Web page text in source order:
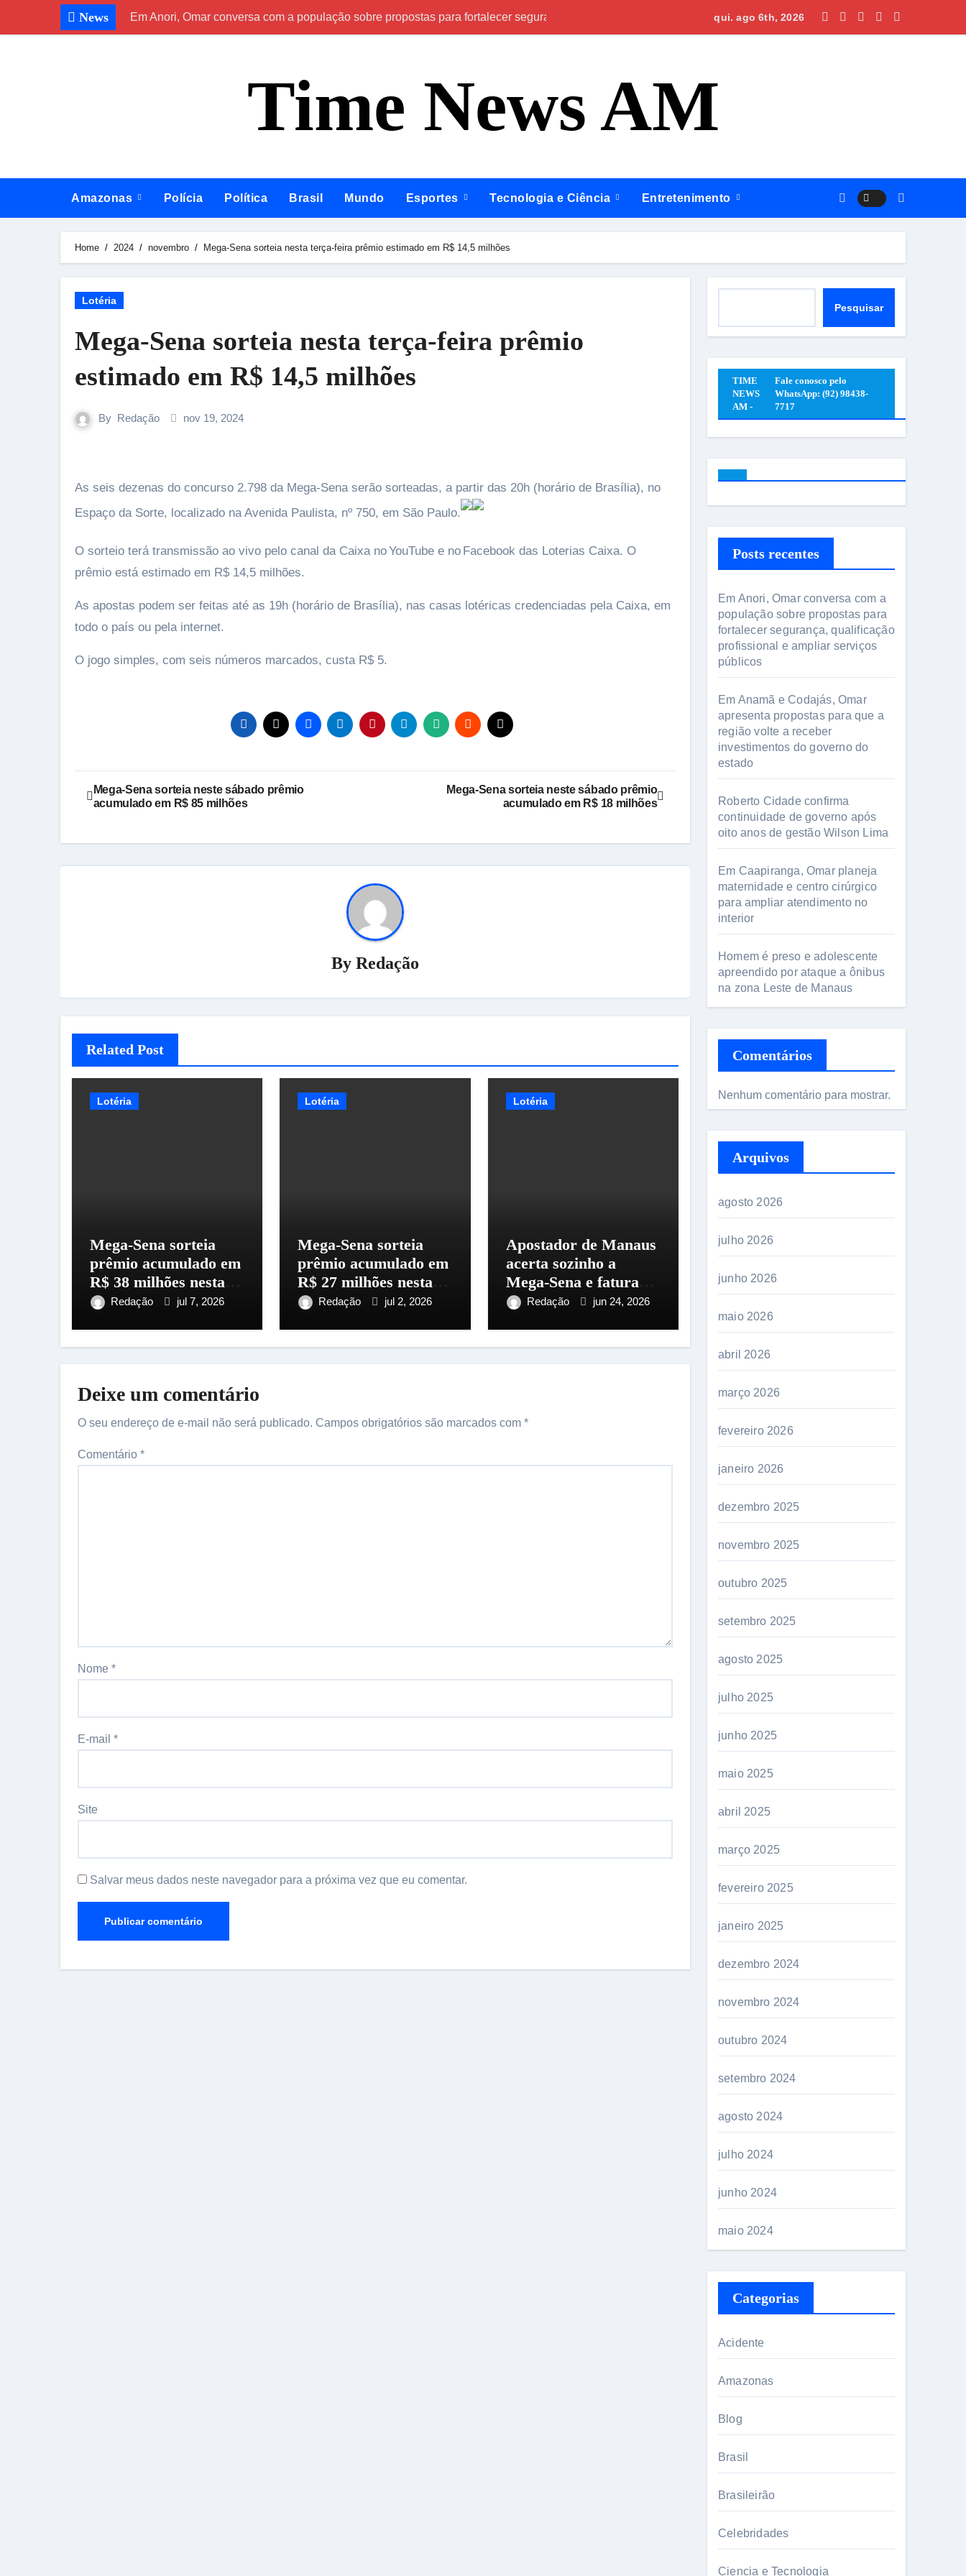
News Em Anori, Omar conversa com a população sobre propostas para fortalecer segurança, qualificação profissional e ampliar serviços públicos
Em Anamã e Codajás, Omar apresenta propostas para que a região volte a
qui. ago 6th, 2026
Time News AM
Amazonas Polícia Política Brasil Mundo Esportes Tecnologia e Ciência Entretenimento
Home 2024 novembro Mega-Sena sorteia nesta terça-feira prêmio estimado em R$ 14,5 milhões
Lotéria
Mega-Sena sorteia nesta terça-feira prêmio
estimado em R$ 14,5 milhões
By Redação nov 19, 2024
As seis dezenas do concurso 2.798 da Mega-Sena serão sorteadas, a partir das 20h (horário de Brasília), no
Espaço da Sorte, localizado na Avenida Paulista, nº 750, em São Paulo.
O sorteio terá transmissão ao vivo pelo canal da Caixa no YouTube e no Facebook das Loterias Caixa. O
prêmio está estimado em R$ 14,5 milhões.
As apostas podem ser feitas até as 19h (horário de Brasília), nas casas lotéricas credenciadas pela Caixa, em
todo o país ou pela internet.
O jogo simples, com seis números marcados, custa R$ 5.
Navegação
de
Post
Mega-Sena sorteia neste sábado prêmio
acumulado em R$ 85 milhões
Mega-Sena sorteia neste sábado prêmio
acumulado em R$ 18 milhões
By Redação
Related Post
Lotéria
Mega-Sena sorteia
prêmio acumulado em
R$ 38 milhões nesta
terça-feira
Redação jul 7, 2026
Lotéria
Mega-Sena sorteia
prêmio acumulado em
R$ 27 milhões nesta
quinta-feira
Redação jul 2, 2026
Lotéria
Apostador de Manaus
acerta sozinho a
Mega-Sena e fatura
R$ 2,8 milhões
Redação jun 24, 2026
Deixe um comentário
O seu endereço de e-mail não será publicado. Campos obrigatórios são marcados com *
Comentário *
Nome *
E-mail *
Site
Salvar meus dados neste navegador para a próxima vez que eu comentar.
Pesquisar
TIME
NEWS
AM -
Fale conosco pelo
WhatsApp: (92) 98438-
7717
Posts recentes
Em Anori, Omar conversa com a
população sobre propostas para
fortalecer segurança, qualificação
profissional e ampliar serviços
públicos
Em Anamã e Codajás, Omar
apresenta propostas para que a
região volte a receber
investimentos do governo do
estado
Roberto Cidade confirma
continuidade de governo após
oito anos de gestão Wilson Lima
Em Caapiranga, Omar planeja
maternidade e centro cirúrgico
para ampliar atendimento no
interior
Homem é preso e adolescente
apreendido por ataque a ônibus
na zona Leste de Manaus
Comentários
Nenhum comentário para mostrar.
Arquivos
agosto 2026
julho 2026
junho 2026
maio 2026
abril 2026
março 2026
fevereiro 2026
janeiro 2026
dezembro 2025
novembro 2025
outubro 2025
setembro 2025
agosto 2025
julho 2025
junho 2025
maio 2025
abril 2025
março 2025
fevereiro 2025
janeiro 2025
dezembro 2024
novembro 2024
outubro 2024
setembro 2024
agosto 2024
julho 2024
junho 2024
maio 2024
Categorias
Acidente
Amazonas
Blog
Brasil
Brasileirão
Celebridades
Ciencia e Tecnologia